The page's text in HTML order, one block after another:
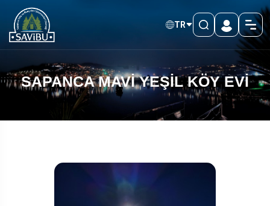
TR
SAPANCA MAVİ YEŞİL KÖY EVİ